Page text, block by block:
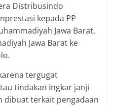
Distribusindo
kepada PP
Jawa Barat,
Jawa Barat ke
tergugat
tindakan ingkar janji
dibuat terkait pengadaan